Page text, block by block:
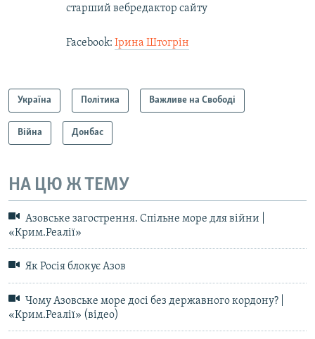
старший вебредактор сайту
Facebook: Ірина Штогрін
Україна Політика Важливе на Свободі
Війна Донбас
НА ЦЮ Ж ТЕМУ
Азовське загострення. Спільне море для війни |
«Крим.Реалії»
Як Росія блокує Азов
Чому Азовське море досі без державного кордону? |
«Крим.Реалії» (відео)